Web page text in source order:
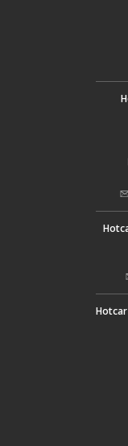
Hotcar